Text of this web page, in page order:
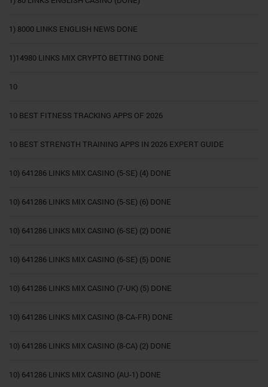
1) 8000 LINKS ENGLISH NEWS DONE
1)14980 LINKS MIX CRYPTO BETTING DONE
10
10 BEST FITNESS TRACKING APPS OF 2026
10 BEST STRENGTH TRAINING APPS IN 2026 EXPERT GUIDE
10) 641286 LINKS MIX CASINO (5-SE) (4) DONE
10) 641286 LINKS MIX CASINO (5-SE) (6) DONE
10) 641286 LINKS MIX CASINO (6-SE) (2) DONE
10) 641286 LINKS MIX CASINO (6-SE) (5) DONE
10) 641286 LINKS MIX CASINO (7-UK) (5) DONE
10) 641286 LINKS MIX CASINO (8-CA-FR) DONE
10) 641286 LINKS MIX CASINO (8-CA) (2) DONE
10) 641286 LINKS MIX CASINO (AU-1) DONE